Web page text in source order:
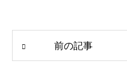
前の記事